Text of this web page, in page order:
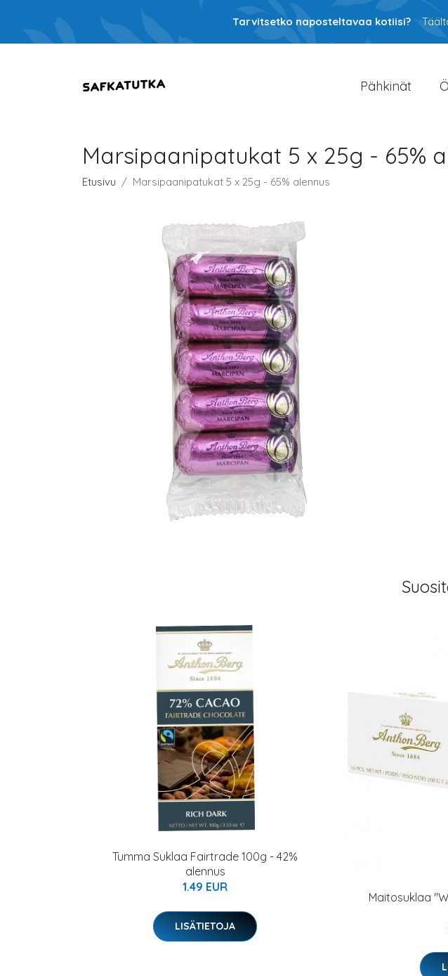
Tarvitsetko naposteltavaa kotiisi?
Pähkinät
Marsipaanipatukat 5 x 25g - 65%
Etusivu Marsipaanipatukat 5 x 25g - 65% alennus
Tumma Suklaa Fairtrade 100g - 42%
alennus
1.49 EUR
LISÄTIETOJA
Maitosuklaa